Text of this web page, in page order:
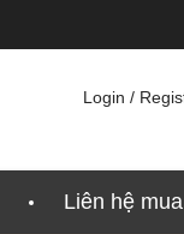
Login /
Liên hệ